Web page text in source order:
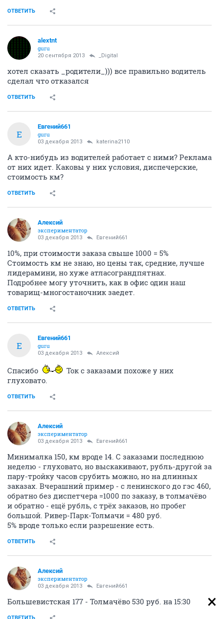
ОТВЕТИТЬ
alextnt
guru
20 сентября 2013 _Digital
хотел сказать _родители_))) все правильно водитель
сделал что отказался
ОТВЕТИТЬ
Е
Евгений661
guru
03 декабря 2013 katerina2110
А кто-нибудь из водителей работает с ними? Реклама
от них идет. Каковы у них условия, диспечерские,
стоимость км?
ОТВЕТИТЬ
Алексий
экспериментатор
03 декабря 2013 Евгений661
10%, при стоимости заказа свыше 1000 = 5%
Стоимость км не знаю, но цены так, средние, лучше
лидерамини, но хуже атласограндпятнах.
Подробнее могу уточнить, как в офис один наш
товарищ-многостаночник заедет.
ОТВЕТИТЬ
Е
Евгений661
guru
03 декабря 2013 Алексий
Спасибо
Ток с заказами похоже у них
глуховато.
ОТВЕТИТЬ
Алексий
экспериментатор
03 декабря 2013 Евгений661
Минималка 150, км вроде 14. С заказами последнюю
неделю - глуховато, но выскакивают, рубль-другой за
пару-тройку часов срубить можно, но на длинных
заказах. Вчерашний пример - с ленинского до гэс 460,
обратно без диспетчера =1000 по заказу, в толмачёво
и обратно - ещё рубль, с трёх заказов, но пробег
большой. Ривер-Парк-Толмачи = 480 руб.
5% вроде только если разрешение есть.
ОТВЕТИТЬ
Алексий
экспериментатор
03 декабря 2013 Евгений661
Большевистская 177 - Толмачёво 530 руб. на 15:30